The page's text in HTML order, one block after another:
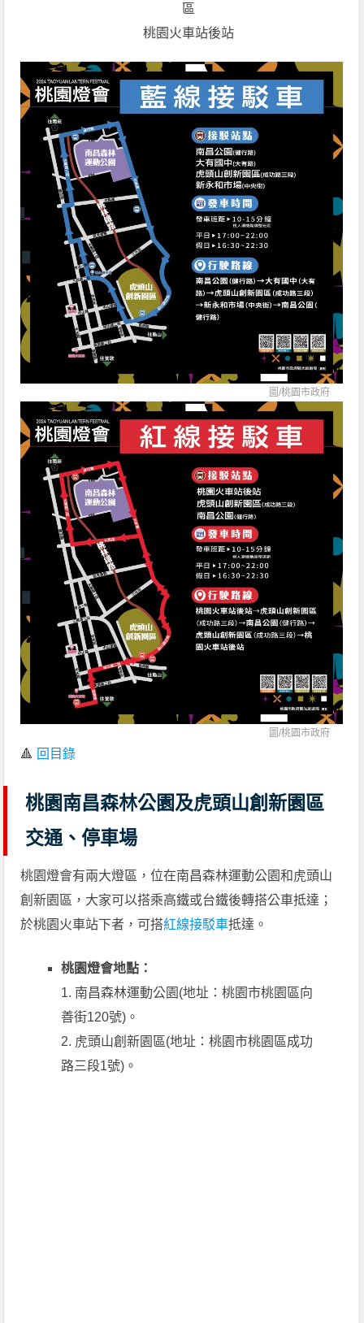
區
桃園火車站後站
圖/桃園市政府
圖/桃園市政府
🔺 回目錄
桃園南昌森林公園及虎頭山創新園區
交通、停車場
桃園燈會有兩大燈區，位在南昌森林運動公園和虎頭山
創新園區，大家可以搭乘高鐵或台鐵後轉搭公車抵達；
於桃園火車站下者，可搭紅線接駁車抵達。
桃園燈會地點：
1. 南昌森林運動公園(地址：桃園市桃園區向
善街120號)。
2. 虎頭山創新園區(地址：桃園市桃園區成功
路三段1號)。